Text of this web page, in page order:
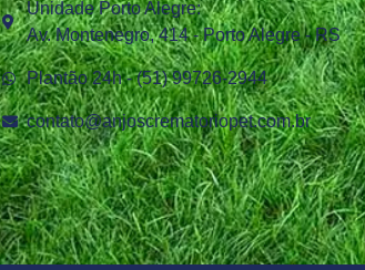
Unidade Porto Alegre:
Av. Montenegro, 414 - Porto Alegre - RS
Plantão 24h - (51) 99726‑2944
contato@anjoscrematoriopet.com.br